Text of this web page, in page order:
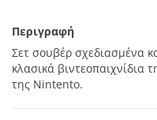
Περιγραφή
Σετ σουβέρ σχεδιασμένα
κλασικά βιντεοπαιχνίδια
της Nintento.